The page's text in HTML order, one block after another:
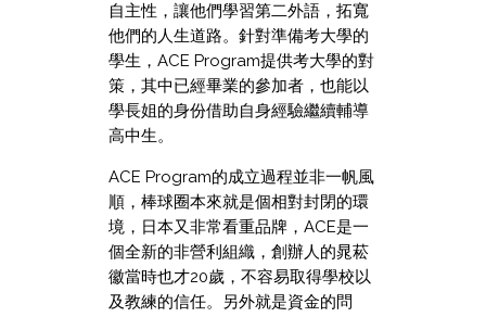
自主性，讓他們學習第二外語，拓寬
他們的人生道路。針對準備考大學的
學生，ACE Program提供考大學的對
策，其中已經畢業的參加者，也能以
學長姐的身份借助自身經驗繼續輔導
高中生。
ACE Program的成立過程並非一帆風
順，棒球圈本來就是個相對封閉的環
境，日本又非常看重品牌，ACE是一
個全新的非營利組織，創辦人的晁菘
徽當時也才20歲，不容易取得學校以
及教練的信任。另外就是資金的問